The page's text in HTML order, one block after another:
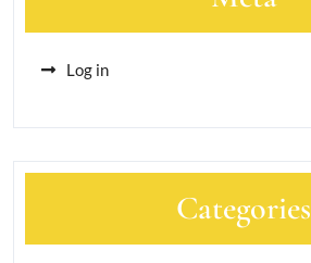
Log in
Categories